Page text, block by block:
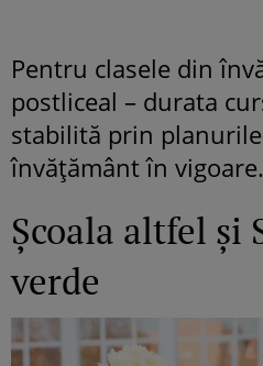
Pentru clasele din
postliceal – durata
stabilită prin
învăţământ în vigoare.
Școala altfel și
verde